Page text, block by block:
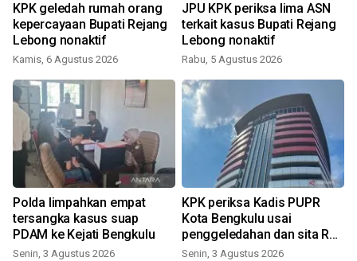
KPK geledah rumah orang
kepercayaan Bupati Rejang
Lebong nonaktif
Kamis, 6 Agustus 2026
JPU KPK periksa lima ASN
terkait kasus Bupati Rejang
Lebong nonaktif
Rabu, 5 Agustus 2026
Polda limpahkan empat
tersangka kasus suap
PDAM ke Kejati Bengkulu
Senin, 3 Agustus 2026
KPK periksa Kadis PUPR
Kota Bengkulu usai
penggeledahan dan sita Rp4
miliar
Senin, 3 Agustus 2026